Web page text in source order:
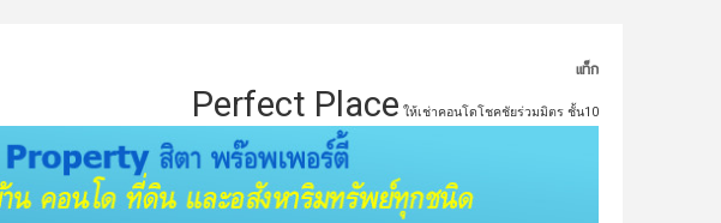
แท็ก
Perfect Place ให้เช่าคอนโดโชคชัยร่วมมิตร ชั้น10